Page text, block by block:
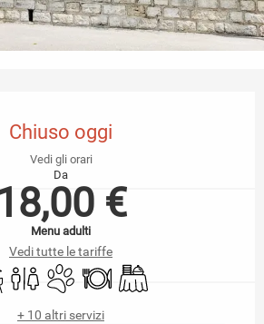
Chiuso oggi
Vedi gli orari
Da
€
Menu adulti
Vedi tutte le tariffe
Servizi igienici
Animali ammessi
RistoranteBanchetto
+ 10 altri servizi